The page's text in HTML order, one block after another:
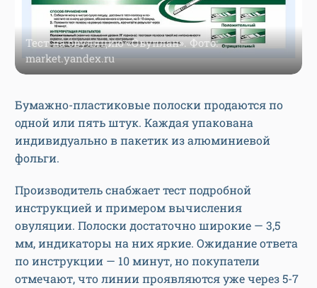
Тест на овуляцию «Овуплан». Фото:
market.yandex.ru
Бумажно-пластиковые полоски продаются по
одной или пять штук. Каждая упакована
индивидуально в пакетик из алюминиевой
фольги.
Производитель снабжает тест подробной
инструкцией и примером вычисления
овуляции. Полоски достаточно широкие — 3,5
мм, индикаторы на них яркие. Ожидание ответа
по инструкции — 10 минут, но покупатели
отмечают, что линии проявляются уже через 5-7